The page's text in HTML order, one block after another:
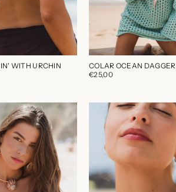
WITH URCHIN
COLAR OCEAN DAGGER
€25,00